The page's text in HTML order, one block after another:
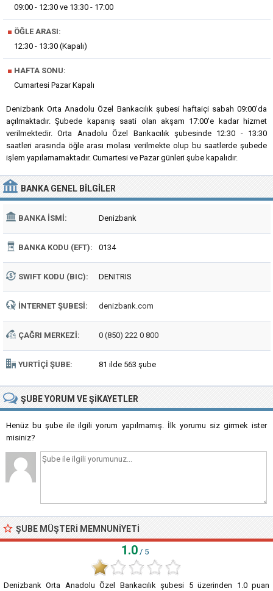
09:00 - 12:30 ve 13:30 - 17:00
■ ÖĞLE ARASI:
12:30 - 13:30 (Kapalı)
■ HAFTA SONU:
Cumartesi Pazar Kapalı
Denizbank Orta Anadolu Özel Bankacılık şubesi haftaiçi sabah 09:00'da
açılmaktadır. Şubede kapanış saati olan akşam 17:00'e kadar hizmet
verilmektedir. Orta Anadolu Özel Bankacılık şubesinde 12:30 - 13:30
saatleri arasında öğle arası molası verilmekte olup bu saatlerde şubede
işlem yapılamamaktadır. Cumartesi ve Pazar günleri şube kapalıdır.
BANKA GENEL BILGILER
BANKA İSMI: Denizbank
BANKA KODU (EFT): 0134
SWIFT KODU (BIC): DENITRIS
İNTERNET ŞUBESI: denizbank.com
ÇAĞRI MERKEZI: 0 (850) 222 0 800
YURTIÇI ŞUBE: 81 ilde 563 şube
ŞUBEYORUM VE ŞIKAYETLER
Henüz bu şube ile ilgili yorum yapılmamış. İlk yorumu siz girmek ister
misiniz?
ŞUBE MÜŞTERI MEMNUNIYETI
1.0 / 5
Denizbank Orta Anadolu Özel Bankacılık şubesi 5üzerinden 1.0puan